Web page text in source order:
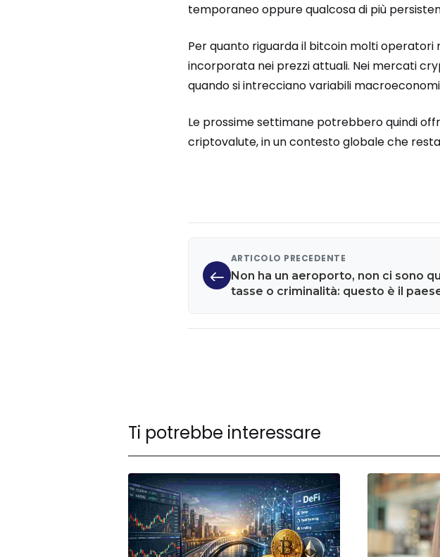
temporaneo oppure qualcosa di più
Per quanto riguarda il bitcoin molti operatori
incorporata nei prezzi attuali. Nei mercati
quando si intrecciano variabili
Le prossime settimane potrebbero quindi
criptovalute, in un contesto globale che
ARTICOLO PRECEDENTE
Non ha un aeroporto, non ci sono
tasse o criminalità: questo è il
Ti potrebbe interessare